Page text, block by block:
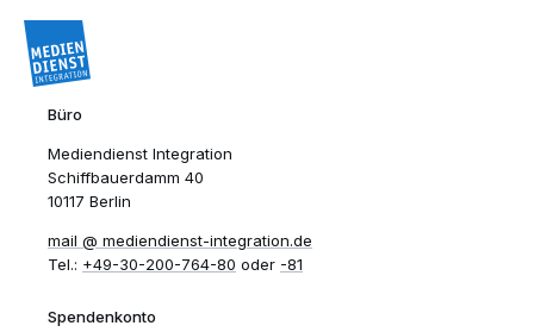
Büro
Mediendienst Integration
Schiffbauerdamm 40
10117 Berlin
mail​
mediendienst-integration.de
Tel.: +49-30-200-764-80 oder -81
Spendenkonto